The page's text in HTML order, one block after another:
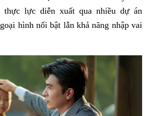
thực lực diễn xuất qua nhiều dự án
hình nổi bật lẫn khả năng nhập vai